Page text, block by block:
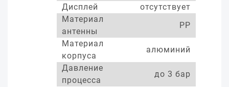
Дисплей
отсутствует
Материал
антенны
PP
Материал
корпуса
алюминий
Давление
процесса
до 3 бар